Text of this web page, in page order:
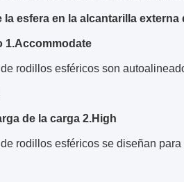
la esfera en la alcantarilla
1.Accommodate
rodillos esféricos son
de la carga 2.High
rodillos esféricos se diseñan